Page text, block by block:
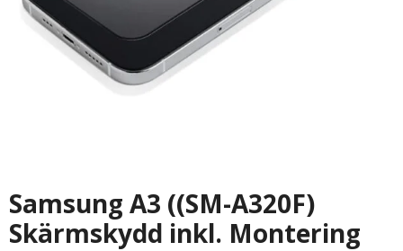
Samsung A3 ((SM-A320F)
Skärmskydd inkl. Montering